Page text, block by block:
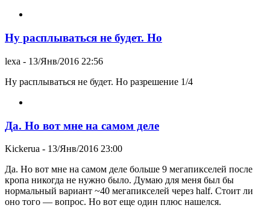
Ну расплываться не будет. Но
lexa - 13/Янв/2016 22:56
Ну расплываться не будет. Но разрешение 1/4
Да. Но вот мне на самом деле
Kickerua - 13/Янв/2016 23:00
Да. Но вот мне на самом деле больше 9 мегапикселей после
кропа никогда не нужно было. Думаю для меня был бы
нормальный вариант ~40 мегапикселей через half. Стоит ли
оно того — вопрос. Но вот еще один плюс нашелся.